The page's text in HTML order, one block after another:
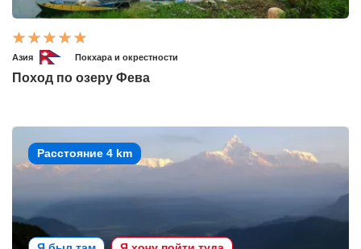
Азия Покхара и окрестности
Поход по озеру Фева
Расстояние 4 km